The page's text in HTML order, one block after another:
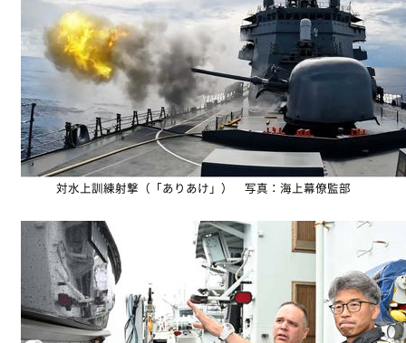
対水上訓練射撃（「ありあけ」） 写真：海上幕僚監部